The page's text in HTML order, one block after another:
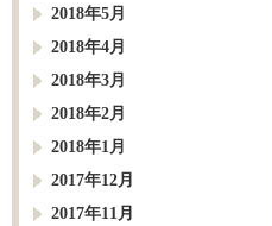
2018年5月
2018年4月
2018年3月
2018年2月
2018年1月
2017年12月
2017年11月